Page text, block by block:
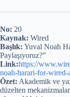
No: 20
Kaynak: Wired
Başlık: Yuval Noah
Paylaşıyoruz?”
Link:https://
noah-harari-for-
Özet: Akademik ve
düzelten